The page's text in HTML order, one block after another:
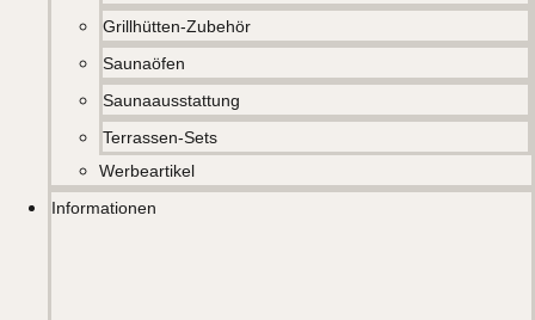
Grillhütten-Zubehör
Saunaöfen
Saunaausstattung
Terrassen-Sets
Werbeartikel
Informationen